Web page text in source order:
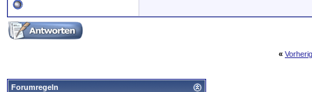
«
Forumregeln